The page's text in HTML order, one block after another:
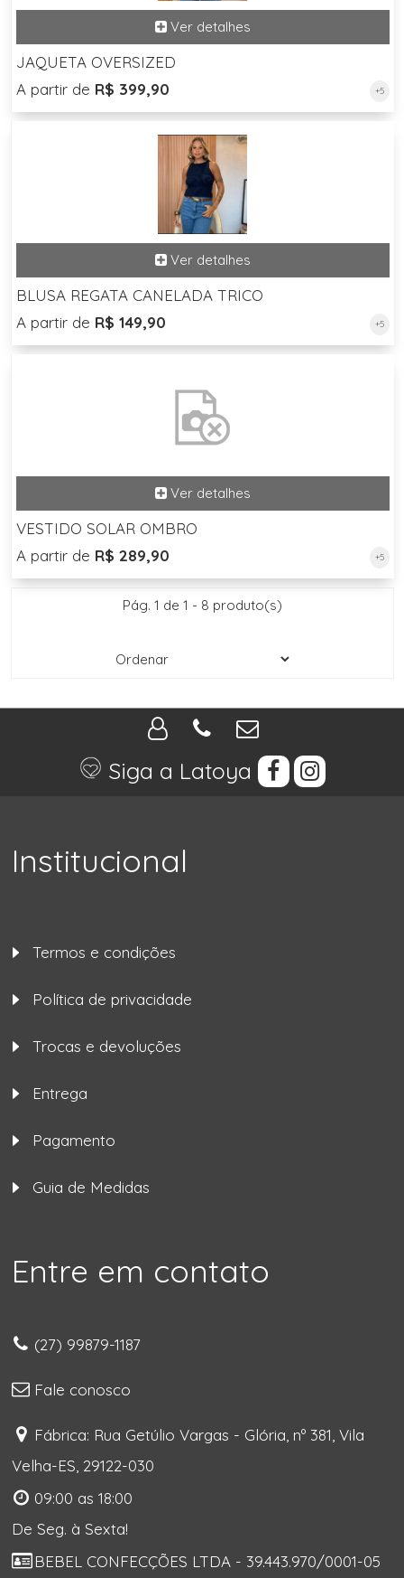
JAQUETA OVERSIZED
A partir de R$ 399,90 +5
BLUSA REGATA CANELADA TRICO
A partir de R$ 149,90 +5
VESTIDO SOLAR OMBRO
A partir de R$ 289,90 +5
Pág. 1 de 1 - 8 produto(s)
Siga a Latoya
Institucional
Termos e condições
Política de privacidade
Trocas e devoluções
Entrega
Pagamento
Guia de Medidas
Entre em contato
(27) 99879-1187
Fale conosco
Fábrica: Rua Getúlio Vargas - Glória, nº 381, Vila
Velha-ES, 29122-030
09:00 as 18:00
De Seg. à Sexta!
BEBEL CONFECÇÕES LTDA - 39.443.970/0001-05